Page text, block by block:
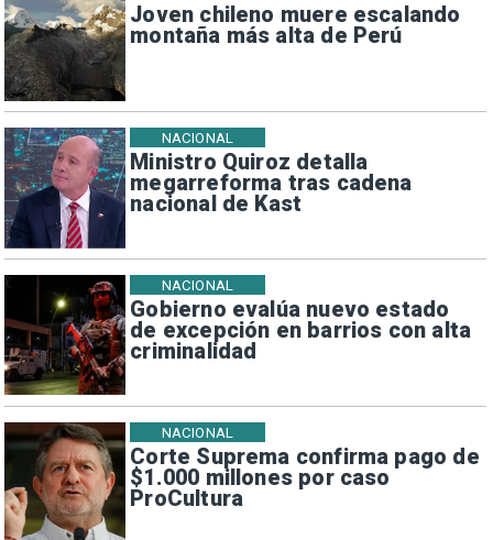
Joven chileno muere escalando
montaña más alta de Perú
Ministro Quiroz detalla
megarreforma tras cadena
nacional de Kast
NACIONAL
Gobierno evalúa nuevo estado
de excepción en barrios con alta
criminalidad
NACIONAL
Corte Suprema confirma pago de
$1.000 millones por caso
ProCultura
NACIONAL